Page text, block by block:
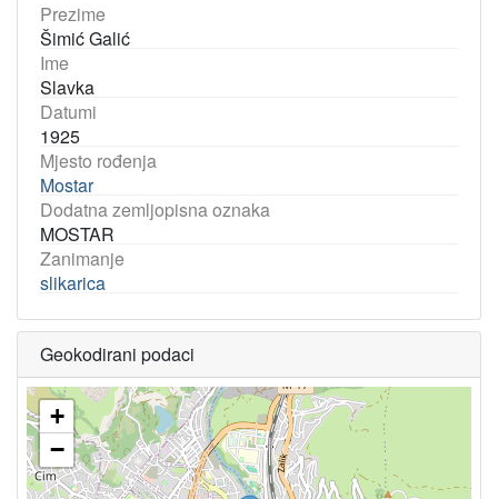
Prezime
Šimić Galić
Ime
Slavka
Datumi
1925
Mjesto rođenja
Mostar
Dodatna zemljopisna oznaka
MOSTAR
Zanimanje
slikarica
Geokodirani podaci
+
−